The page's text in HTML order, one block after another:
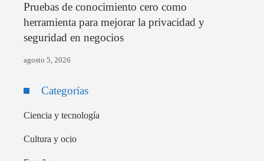
Pruebas de conocimiento cero como
herramienta para mejorar la privacidad y
seguridad en negocios
agosto 5, 2026
Categorías
Ciencia y tecnología
Cultura y ocio